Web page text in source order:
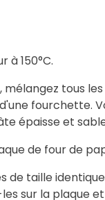
à 150°C.
mélangez tous
fourchette.
épaisse et
de four de
de taille
sur la plaque